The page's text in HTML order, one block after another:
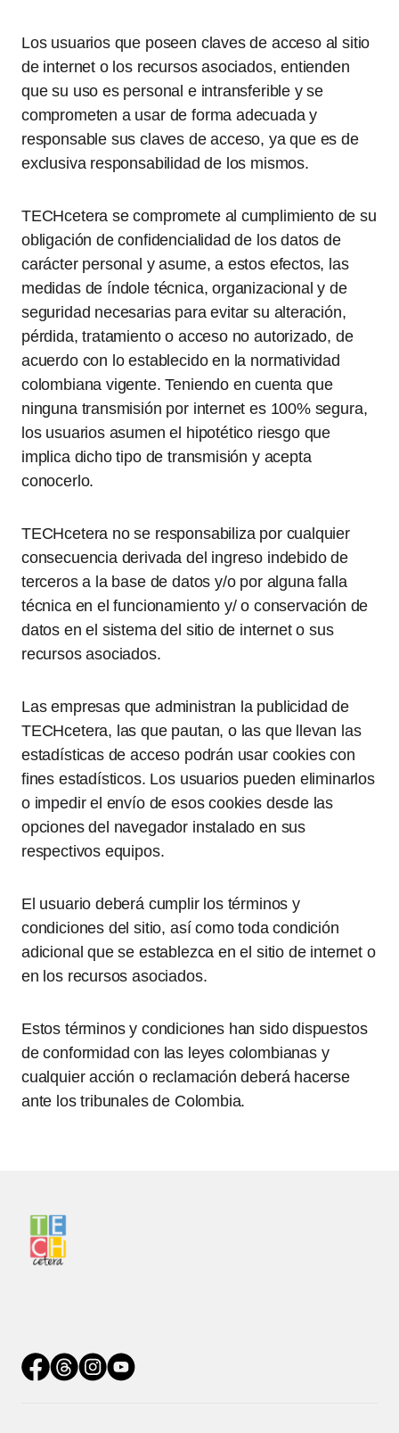
Los usuarios que poseen claves de acceso al sitio
de internet o los recursos asociados, entienden
que su uso es personal e intransferible y se
comprometen a usar de forma adecuada y
responsable sus claves de acceso, ya que es de
exclusiva responsabilidad de los mismos.
TECHcetera se compromete al cumplimiento de su
obligación de confidencialidad de los datos de
carácter personal y asume, a estos efectos, las
medidas de índole técnica, organizacional y de
seguridad necesarias para evitar su alteración,
pérdida, tratamiento o acceso no autorizado, de
acuerdo con lo establecido en la normatividad
colombiana vigente. Teniendo en cuenta que
ninguna transmisión por internet es 100% segura,
los usuarios asumen el hipotético riesgo que
implica dicho tipo de transmisión y acepta
conocerlo.
TECHcetera no se responsabiliza por cualquier
consecuencia derivada del ingreso indebido de
terceros a la base de datos y/o por alguna falla
técnica en el funcionamiento y/ o conservación de
datos en el sistema del sitio de internet o sus
recursos asociados.
Las empresas que administran la publicidad de
TECHcetera, las que pautan, o las que llevan las
estadísticas de acceso podrán usar cookies con
fines estadísticos. Los usuarios pueden eliminarlos
o impedir el envío de esos cookies desde las
opciones del navegador instalado en sus
respectivos equipos.
El usuario deberá cumplir los términos y
condiciones del sitio, así como toda condición
adicional que se establezca en el sitio de internet o
en los recursos asociados.
Estos términos y condiciones han sido dispuestos
de conformidad con las leyes colombianas y
cualquier acción o reclamación deberá hacerse
ante los tribunales de Colombia.